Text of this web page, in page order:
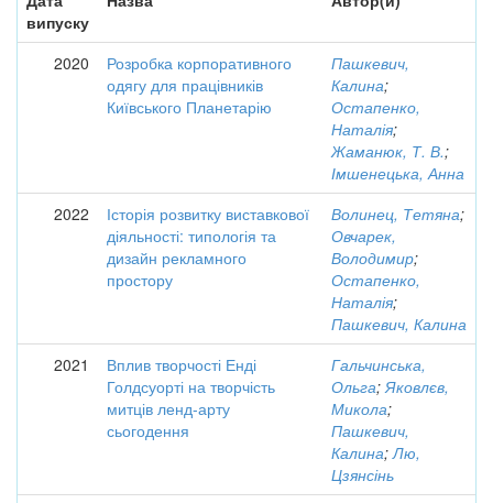
випуску
2020
Розробка корпоративного
одягу для працівників
Київського Планетарію
Пашкевич,
Калина;
Остапенко,
Наталія;
Жаманюк, Т. В.;
Імшенецька, Анна
2022
Історія розвитку виставкової
діяльності: типологія та
дизайн рекламного
простору
Волинец, Тетяна;
Овчарек,
Володимир;
Остапенко,
Наталія;
Пашкевич, Калина
2021
Вплив творчості Енді
Голдсуорті на творчість
митців ленд-арту
сьогодення
Гальчинська,
Ольга;Яковлєв,
Микола;
Пашкевич,
Калина;Лю,
Цзянсінь